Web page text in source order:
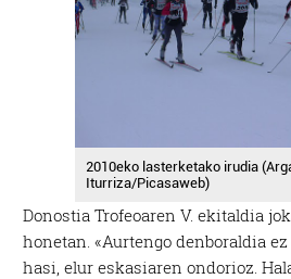
2010eko lasterketako irudia
Iturriza/Picasaweb)
Donostia Trofeoaren V. ekitaldia
honetan. «Aurtengo denboraldia
hasi, elur eskasiaren ondorioz.